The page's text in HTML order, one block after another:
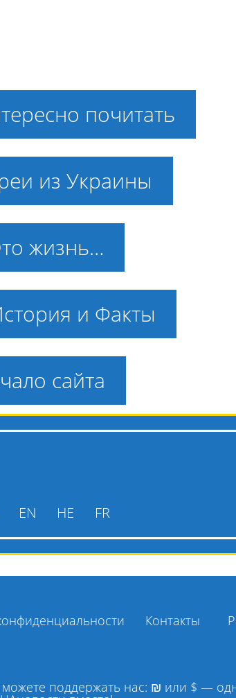
почитать
из Украины
жизнь…
и Факты
сайта
EN HE FR
Контакты
можете поддержать нас: ₪ или $ —